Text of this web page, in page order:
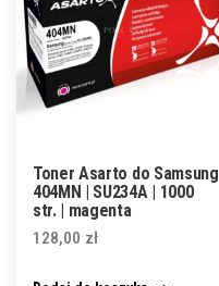
Toner Asarto do Samsung
404MN | SU234A | 1000
str. | magenta
128,00 zł